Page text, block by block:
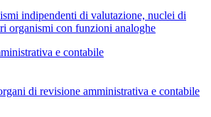
indipendenti di valutazione, nuclei di
organismi con funzioni analoghe
e contabile
di revisione amministrativa e contabile